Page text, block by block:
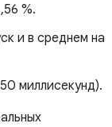
%.
и в среднем на
миллисекунд).